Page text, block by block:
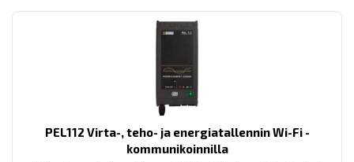
PEL112 Virta-, teho- ja energiatallennin Wi-Fi -
kommunikoinnilla